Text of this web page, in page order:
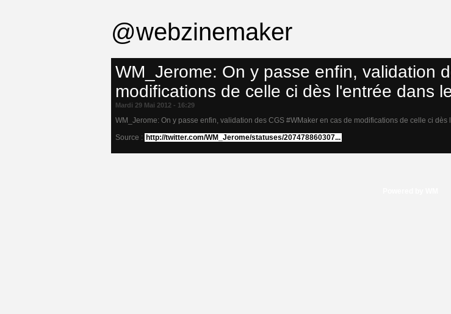
@webzinemaker
WM_Jerome: On y passe enfin, validation
modifications de celle ci dès l'entrée dans
Mardi 29 Mai 2012 - 16:29
WM_Jerome: On y passe enfin, validation des CGS #WMaker en cas de modifications de celle ci dès
Source : http://twitter.com/WM_Jerome/statuses/207478860307...